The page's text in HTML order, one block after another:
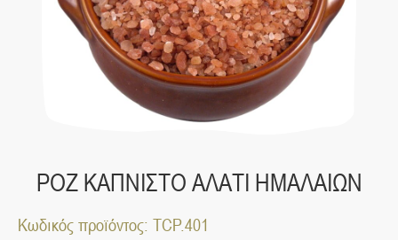
ΡΟΖ ΚΑΠΝΙΣΤΟ ΑΛΑΤΙ ΗΜΑΛΑΙΩΝ
Κωδικός προϊόντος: TCP.401